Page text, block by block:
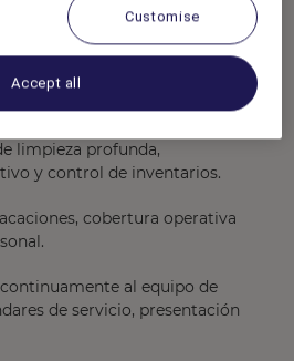
residencias, villas y áreas
de estándares Forbes,
de lujo residencial.
limpieza profunda,
y control de inventarios.
cobertura operativa
al equipo de
de servicio, presentación
Customise
Accept all